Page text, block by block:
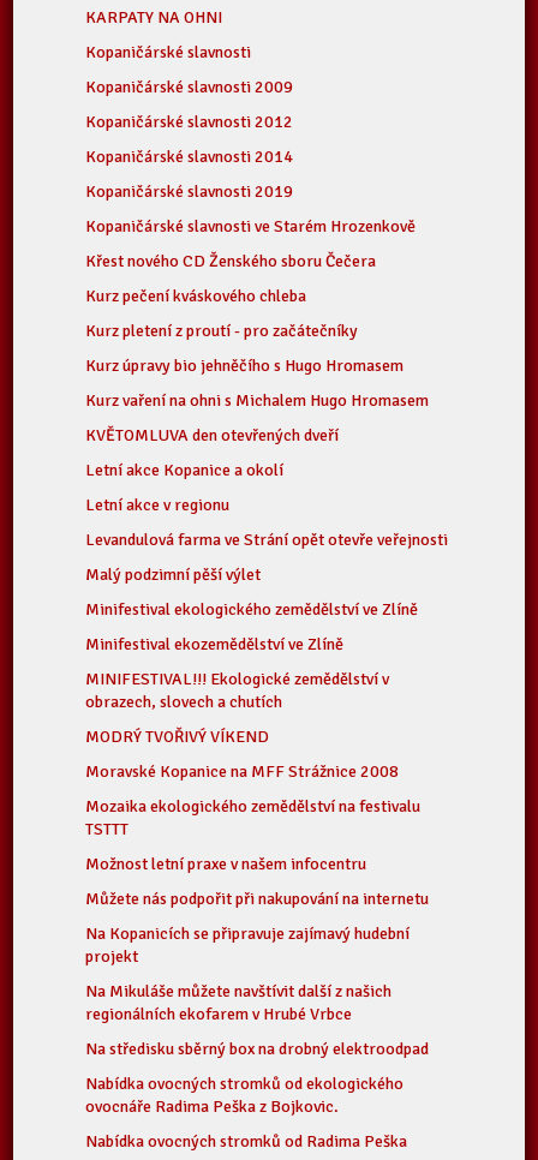
KARPATY NA OHNI
Kopaničárské slavnosti
Kopaničárské slavnosti 2009
Kopaničárské slavnosti 2012
Kopaničárské slavnosti 2014
Kopaničárské slavnosti 2019
Kopaničárské slavnosti ve Starém Hrozenkově
Křest nového CD Ženského sboru Čečera
Kurz pečení kváskového chleba
Kurz pletení z proutí - pro začátečníky
Kurz úpravy bio jehněčího s Hugo Hromasem
Kurz vaření na ohni s Michalem Hugo Hromasem
KVĚTOMLUVA den otevřených dveří
Letní akce Kopanice a okolí
Letní akce v regionu
Levandulová farma ve Strání opět otevře veřejnosti
Malý podzimní pěší výlet
Minifestival ekologického zemědělství ve Zlíně
Minifestival ekozemědělství ve Zlíně
MINIFESTIVAL!!! Ekologické zemědělství v
obrazech, slovech a chutích
MODRÝ TVOŘIVÝ VÍKEND
Moravské Kopanice na MFF Strážnice 2008
Mozaika ekologického zemědělství na festivalu
TSTTT
Možnost letní praxe v našem infocentru
Můžete nás podpořit při nakupování na internetu
Na Kopanicích se připravuje zajímavý hudební
projekt
Na Mikuláše můžete navštívit další z našich
regionálních ekofarem v Hrubé Vrbce
Na středisku sběrný box na drobný elektroodpad
Nabídka ovocných stromků od ekologického
ovocnáře Radima Peška z Bojkovic.
Nabídka ovocných stromků od Radima Peška